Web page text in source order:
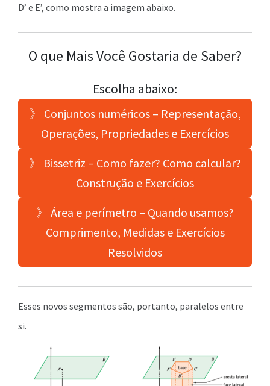
D’ e E’, como mostra a imagem abaixo.
O que Mais Você Gostaria de Saber?
Escolha abaixo:
》 Conjuntos numéricos – Representação,
Operações, Propriedades e Exercícios
》 Bissetriz – Como fazer? Como calcular?
Construção e Exercícios
》 Área e perímetro – Quando usamos?
Comprimento, Medidas e Exercícios
Resolvidos
Esses novos segmentos são, portanto, paralelos entre
si.